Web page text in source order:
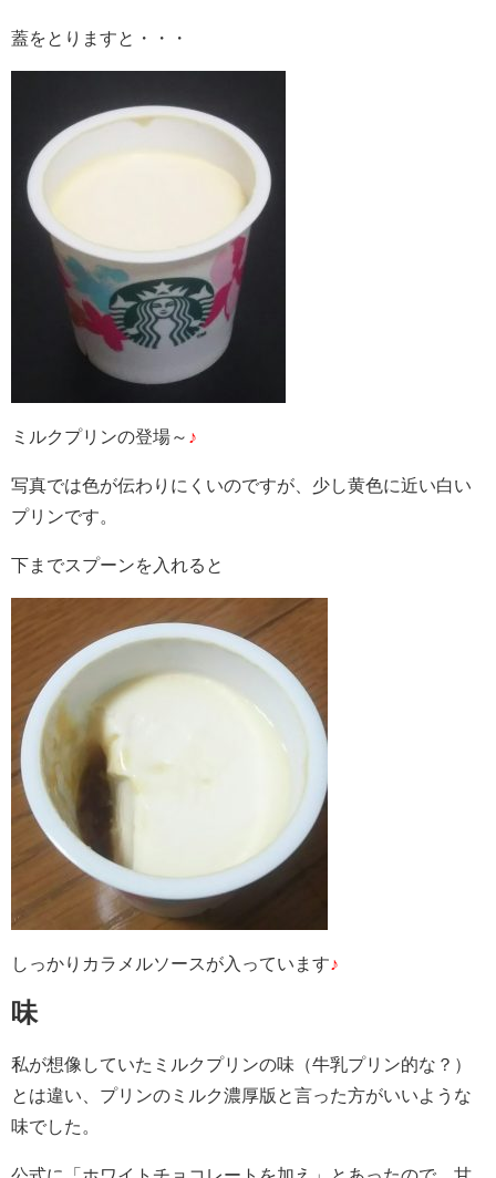
蓋をとりますと・・・
ミルクプリンの登場～ ♪
写真では色が伝わりにくいのですが、少し黄色に近い白い
プリンです。
下までスプーンを入れると
しっかりカラメルソースが入っています♪
味
私が想像していたミルクプリンの味（牛乳プリン的な？）
とは違い、プリンのミルク濃厚版と言った方がいいような
味でした。